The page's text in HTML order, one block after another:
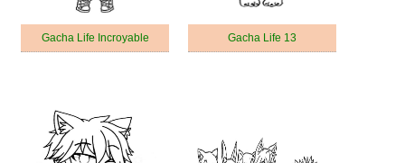
Gacha Life Incroyable Gacha Life 13